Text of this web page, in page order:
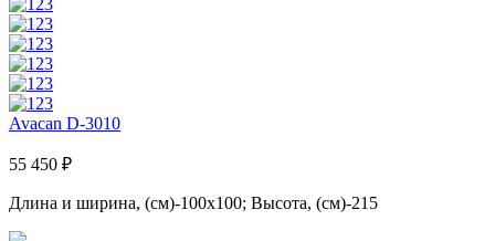
Avacan D-3010
55 450 ₽
Длина и ширина, (см)-100x100; Высота, (см)-215